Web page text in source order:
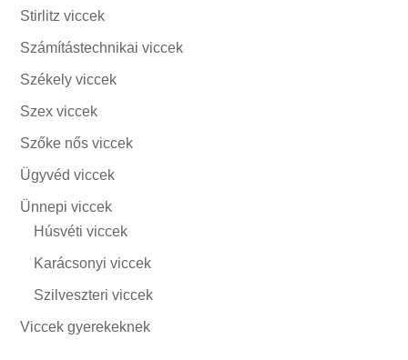
Stirlitz viccek
Számítástechnikai viccek
Székely viccek
Szex viccek
Szőke nős viccek
Ügyvéd viccek
Ünnepi viccek
Húsvéti viccek
Karácsonyi viccek
Szilveszteri viccek
Viccek gyerekeknek